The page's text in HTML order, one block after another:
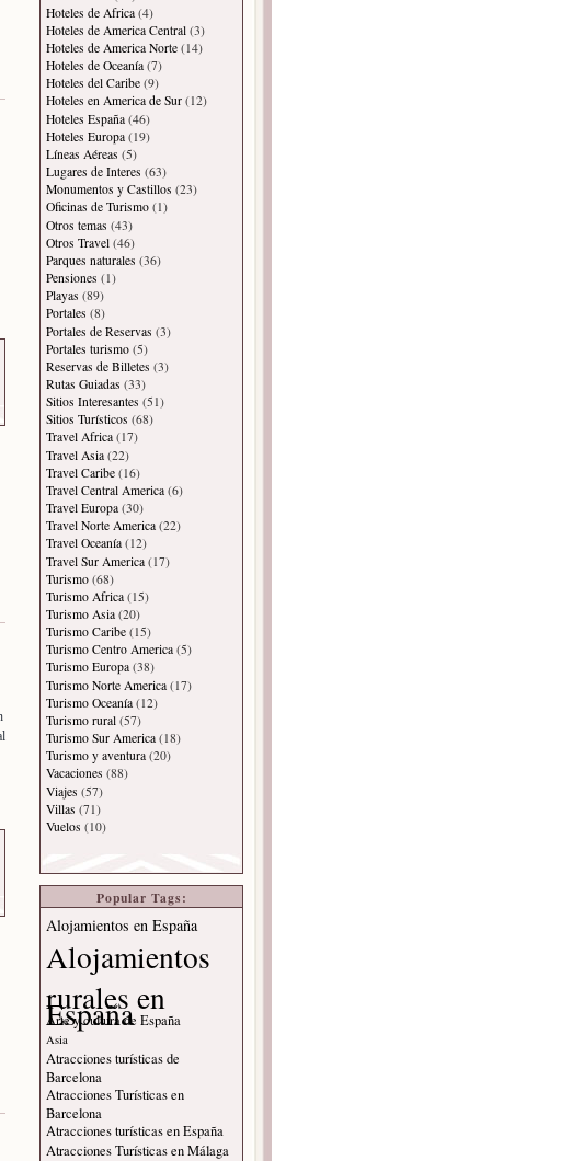
Hoteles de Africa (4)
Hoteles de America Central (3)
Hoteles de America Norte (14)
Hoteles de Oceanía (7)
Hoteles del Caribe (9)
Hoteles en America de Sur (12)
Hoteles España (46)
Hoteles Europa (19)
Líneas Aéreas (5)
Lugares de Interes (63)
Monumentos y Castillos (23)
Oficinas de Turismo (1)
Otros temas (43)
Otros Travel (46)
Parques naturales (36)
Pensiones (1)
Playas (89)
Portales (8)
Portales de Reservas (3)
Portales turismo (5)
Reservas de Billetes (3)
Rutas Guiadas (33)
Sitios Interesantes (51)
Sitios Turísticos (68)
Travel Africa (17)
Travel Asia (22)
Travel Caribe (16)
Travel Central America (6)
Travel Europa (30)
Travel Norte America (22)
Travel Oceanía (12)
Travel Sur America (17)
Turismo (68)
Turismo Africa (15)
Turismo Asia (20)
Turismo Caribe (15)
Turismo Centro America (5)
Turismo Europa (38)
Turismo Norte America (17)
Turismo Oceanía (12)
Turismo rural (57)
Turismo Sur America (18)
Turismo y aventura (20)
Vacaciones (88)
Viajes (57)
Villas (71)
Vuelos (10)
Popular Tags:
Alojamientos en España
Alojamientos
rurales en
España
Arte y cultura de España
Asia
Atracciones turísticas de
Barcelona
Atracciones Turísticas en
Barcelona
Atracciones turísticas en España
Atracciones Turísticas en Málaga